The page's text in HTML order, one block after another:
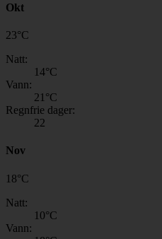
Okt
23°C
Natt:
14°C
Vann:
21 °C
Regnfrie dager:
22
Nov
18°C
Natt:
10°C
Vann: